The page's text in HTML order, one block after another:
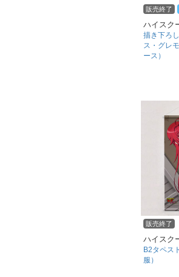
販売終了
ハイスク
描き下ろ
ス・グレ
ース）
販売終了
ハイスク
B2タペス
服）